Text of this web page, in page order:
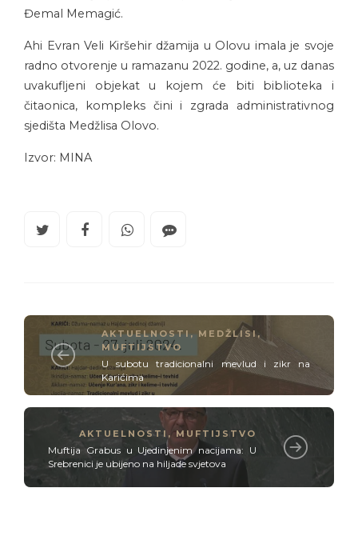
Đemal Memagić.
Ahi Evran Veli Kiršehir džamija u Olovu imala je svoje
radno otvorenje u ramazanu 2022. godine, a, uz danas
uvakufljeni objekat u kojem će biti biblioteka i
čitaonica, kompleks čini i zgrada administrativnog
sjedišta Medžlisa Olovo.
Izvor: MINA
AKTUELNOSTI, MEDŽLISI ,
MUFTIJSTVO
U subotu tradicionalni mevlud i zikr na
Karićima
AKTUELNOSTI ,MUFTIJSTVO
Muftija Grabus u Ujedinjenim nacijama: U
Srebrenici je ubijeno na hiljade svjetova